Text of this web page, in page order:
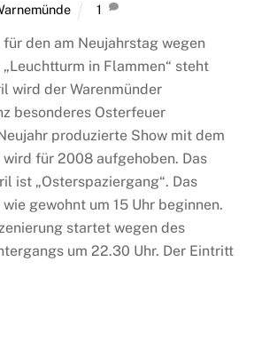
1
den am Neujahrstag wegen
in Flammen“ steht
wird der Warenmünder
besonderes Osterfeuer
produzierte Show mit dem
wird für 2008 aufgehoben. Das
ist „Osterspaziergang“. Das
gewohnt um 15 Uhr beginnen.
startet wegen des
um 22.30 Uhr. Der Eintritt